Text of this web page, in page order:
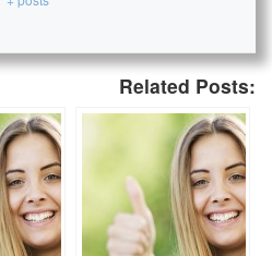
Related Posts: